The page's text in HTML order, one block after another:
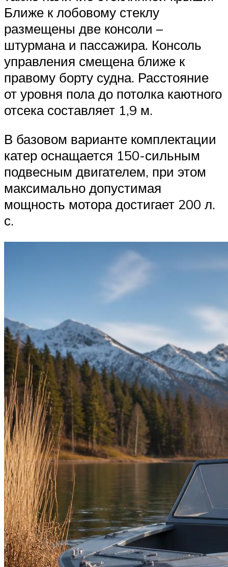
Ближе к лобовому стеклу
размещены две консоли –
штурмана и пассажира. Консоль
управления смещена ближе к
правому борту судна. Расстояние
от уровня пола до потолка каютного
отсека составляет 1,9 м.
В базовом варианте комплектации
катер оснащается 150-сильным
подвесным двигателем, при этом
максимально допустимая
мощность мотора достигает 200 л.
с.